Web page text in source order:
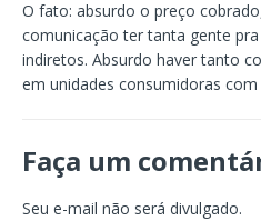
O fato: absurdo o preço
comunicação ter tanta gente
indiretos. Absurdo haver tanto
em unidades consumidoras
Faça um
Seu e-mail não será divulgado.